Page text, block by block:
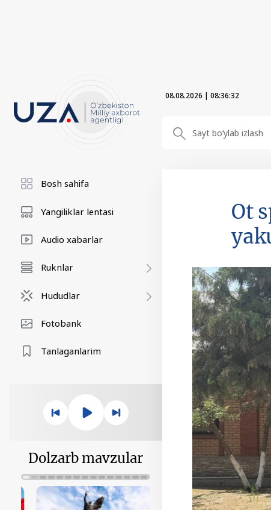
08.08.2026 | 08:36:33
Bosh sahifa
Yangiliklar lentasi
Audio xabarlar
Ruknlar
Hududlar
Fotobank
Tanlaganlarim
Dolzarb mavzular
Ot